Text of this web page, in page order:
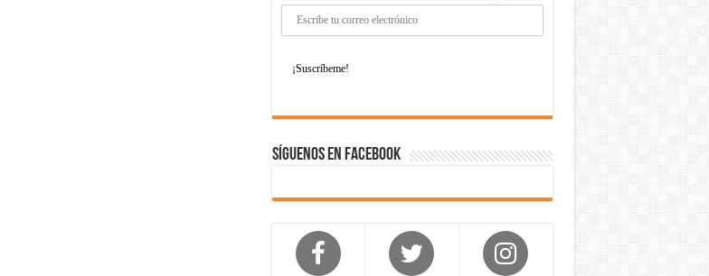
Síguenos en Facebook